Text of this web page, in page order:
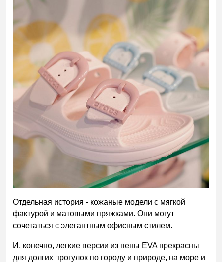
Отдельная история - кожаные модели с мягкой
фактурой и матовыми пряжками. Они могут
сочетаться с элегантным офисным стилем.
И, конечно, легкие версии из пены EVA прекрасны
для долгих прогулок по городу и природе, на море и